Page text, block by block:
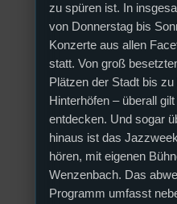
zu spüren ist. In
von Donnerstag bis
Konzerte aus allen
statt. Von groß
Plätzen der Stadt bis
Hinterhöfen – überall
entdecken. Und sogar
hinaus ist das
hören, mit eigenen
Wenzenbach. Das
Programm umfasst